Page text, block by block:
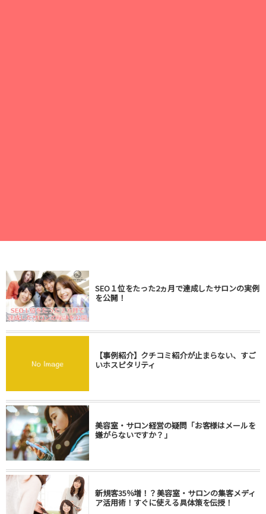
SEO１位をたった2ヵ月で達成したサロンの実例
を公開！
【事例紹介】クチコミ紹介が止まらない、すご
いホスピタリティ
美容室・サロン経営の疑問「お客様はメールを
嫌がらないですか？」
新規客35％増！？美容室・サロンの集客メディ
ア活用術！すぐに使える具体策を伝授！